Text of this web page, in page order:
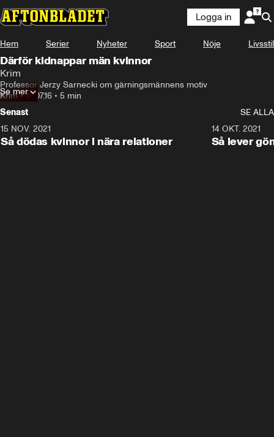
Logga in
Hem Serier Nyheter Sport Nöje Livsstil
Därför kidnappar män kvinnor
Krim
Professor Jerzy Sarnecki om gärningsmännens motiv
Krim•18.07.16 • 5 min
Se mer
Senast
SE ALLA
15 NOV. 2021
Så dödas kvinnor i nära relationer
14 OKT. 2021
Så lever